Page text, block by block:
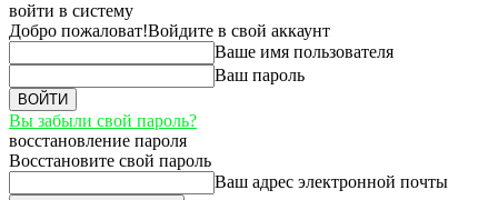
войти в систему
Добро пожаловат!Войдите в свой аккаунт
Ваше имя пользователя
Ваш пароль
Вы забыли свой пароль?
восстановление пароля
Восстановите свой пароль
Ваш адрес электронной почты